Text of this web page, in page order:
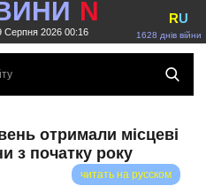
N
Серпня 2026 00:16 1628 днів війни
RU
отримали місцеві
з початку року
читать на русском